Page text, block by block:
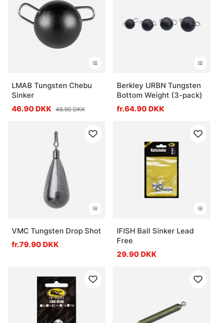
LMAB Tungsten Chebu
Sinker
46.90 DKK 46.90 DKK
Berkley URBN Tungsten
Bottom Weight (3-pack)
fr.64.90 DKK
VMC Tungsten Drop Shot
fr.79.90 DKK
IFISH Ball Sinker Lead
Free
29.90 DKK